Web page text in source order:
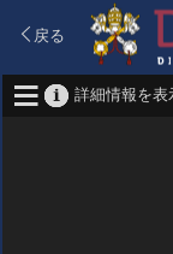
戻る
詳細情報を表